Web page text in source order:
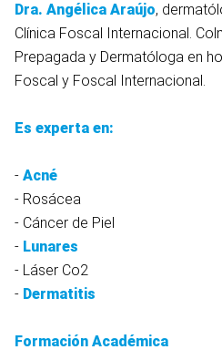
Dra. Angélica Araújo,
Clínica Foscal Internacional.
Prepagada y Dermatóloga en
Foscal y Foscal Internacional.
Es experta en:
- Acné
- Rosácea
- Cáncer de Piel
- Lunares
- Láser Co2
- Dermatitis
Formación Académica